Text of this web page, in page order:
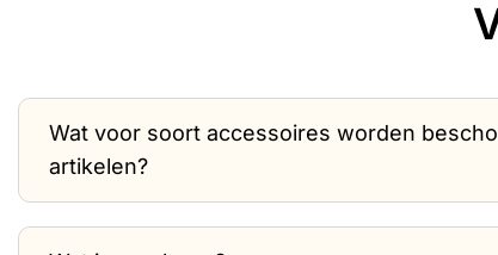
Wat voor soort accessoires worden
artikelen?